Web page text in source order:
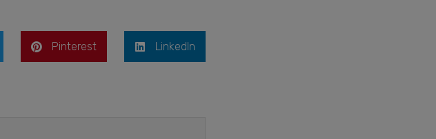
Pinterest LinkedIn